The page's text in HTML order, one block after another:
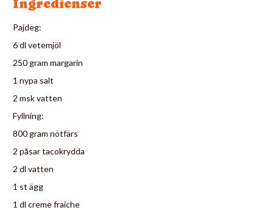
Ingredienser
Pajdeg:
6 dl vetemjöl
250 gram margarin
1 nypa salt
2 msk vatten
Fyllning:
800 gram nötfärs
2 påsar tacokrydda
2 dl vatten
1 st ägg
1 dl creme fraiche